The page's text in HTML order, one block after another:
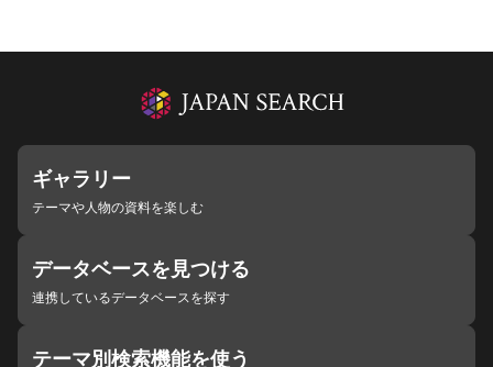
ギャラリー
テーマや人物の資料を楽しむ
データベースを見つける
連携しているデータベースを探す
テーマ別検索機能を使う